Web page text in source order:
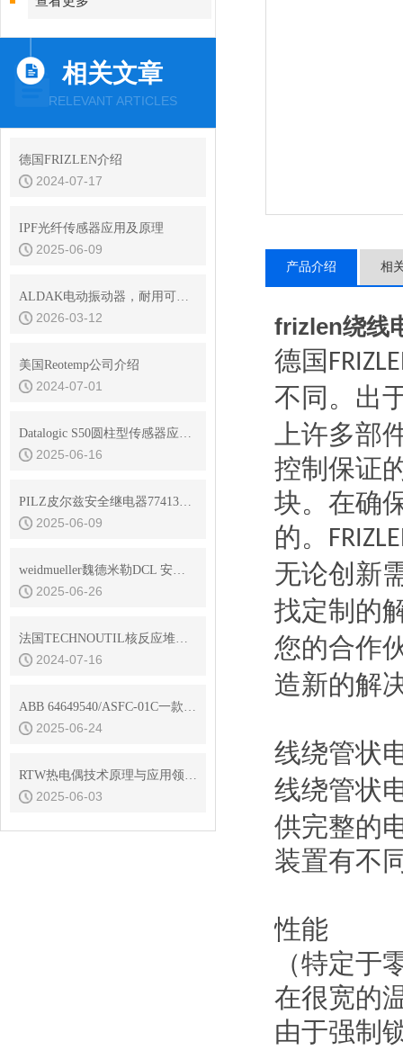
相关文章
RELEVANT ARTICLES
德国FRIZLEN介绍
2024-07-17
IPF光纤传感器应用及原理
2025-06-09
ALDAK电动振动器，耐用可靠，保障长时间高效运作
2026-03-12
美国Reotemp公司介绍
2024-07-01
Datalogic S50圆柱型传感器应用在哪几个行业？
2025-06-16
PILZ皮尔兹安全继电器774131工作原理
2025-06-09
weidmueller魏德米勒DCL 安全触发断路器在玻璃生产中的应用
2025-06-26
法国TECHNOUTIL核反应堆用清洗剂
2024-07-16
ABB 64649540/ASFC-01C一款功能*的开关熔丝控制器
2025-06-24
RTW热电偶技术原理与应用领域解说
2025-06-03
产品介绍 相
frizlen绕线
德国
不同。出
上许多部
控制保证
块。在确
的。
无论创新
找定制的
您的合作
造新的解
线绕管状
线绕管状
供完整的
装置有不
性能
（特定于
在很宽的
由于强制